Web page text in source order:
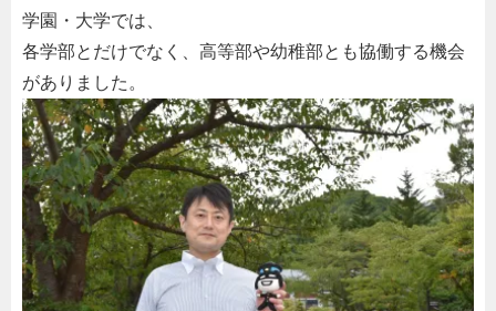
学園・大学では、
各学部とだけでなく、高等部や幼稚部とも協働する機会
がありました。